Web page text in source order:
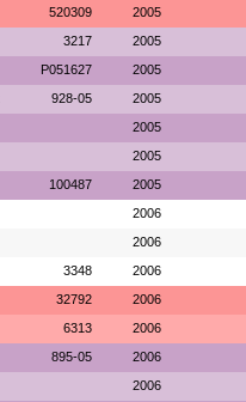
520309 2005
3217 2005
P051627 2005
928-05 2005
2005
2005
100487 2005
2006
2006
3348 2006
32792 2006
6313 2006
895-05 2006
2006